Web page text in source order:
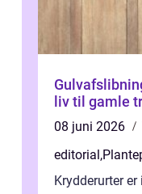
liv til gamle
08 juni 2026
editorial,
Krydderurter